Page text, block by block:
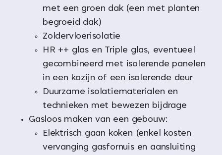
met een groen dak (een met planten
begroeid dak)
Zoldervloerisolatie
HR ++ glas en Triple glas, eventueel
gecombineerd met isolerende panelen
in een kozijn of een isolerende deur
Duurzame isolatiematerialen en
technieken met bewezen bijdrage
Gasloos maken van een gebouw:
Elektrisch gaan koken (enkel kosten
vervanging gasfornuis en aansluiting